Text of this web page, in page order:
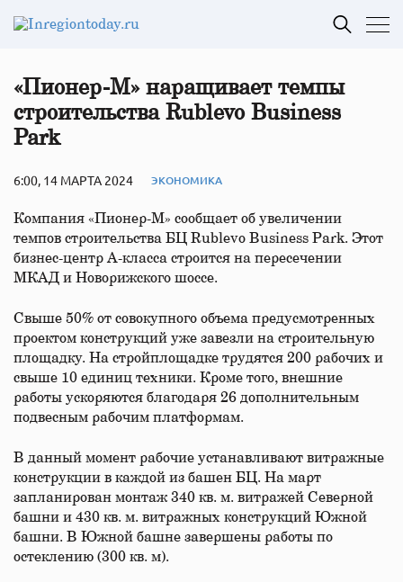
«Пионер-М» наращивает темпы
строительства Rublevo Business
Park
6:00, 14 МАРТА 2024 ЭКОНОМИКА
Компания «Пионер-М» сообщает об увеличении
темпов строительства БЦ Rublevo Business Park. Этот
бизнес-центр А-класса строится на пересечении
МКАД и Новорижского шоссе.
Свыше 50% от совокупного объема предусмотренных
проектом конструкций уже завезли на строительную
площадку. На стройплощадке трудятся 200 рабочих и
свыше 10 единиц техники. Кроме того, внешние
работы ускоряются благодаря 26 дополнительным
подвесным рабочим платформам.
В данный момент рабочие устанавливают витражные
конструкции в каждой из башен БЦ. На март
запланирован монтаж 340 кв. м. витражей Северной
башни и 430 кв. м. витражных конструкций Южной
башни. В Южной башне завершены работы по
остеклению (300 кв. м).